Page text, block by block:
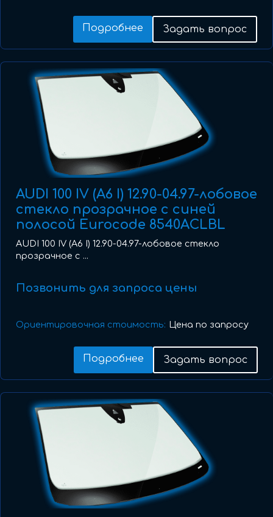
Подробнее Задать вопрос
AUDI 100 IV (A6 I) 12.90-04.97-лобовое
стекло прозрачное с синей
полосой Eurocode 8540ACLBL
AUDI 100 IV (A6 I) 12.90-04.97-лобовое стекло
прозрачное с ...
Позвонить для запроса цены
Ориентировочная стоимость: Цена по запросу
Подробнее Задать вопрос